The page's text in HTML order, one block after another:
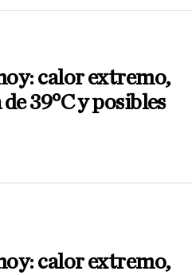
calor extremo,
39°C y posibles
calor extremo,